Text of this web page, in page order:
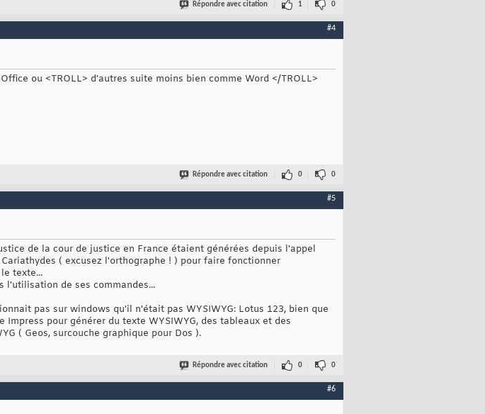
Répondre avec citation 1 0
#4
ou <TROLL> d'autres suite moins bien comme Word </TROLL>
Répondre avec citation 0 0
#5
de la cour de justice en France étaient générées depuis l'appel
( excusez l'orthographe ! ) pour faire fonctionner
texte...
l'utilisation de ses commandes...
pas sur windows qu'il n'était pas WYSIWYG: Lotus 123, bien que
pour générer du texte WYSIWYG, des tableaux et des
( Geos, surcouche graphique pour Dos ).
Répondre avec citation 0 0
#6